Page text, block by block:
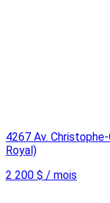
4267 Av.
Royal)
2 200 $ / mois